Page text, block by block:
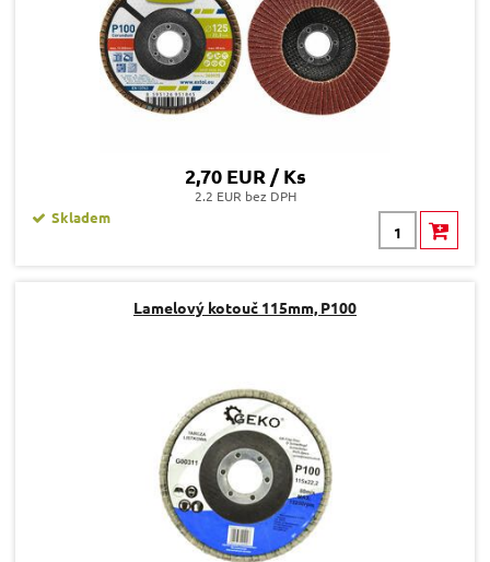
2,70 EUR / Ks
2.2 EUR bez DPH
Skladem
Lamelový kotouč 115mm, P100